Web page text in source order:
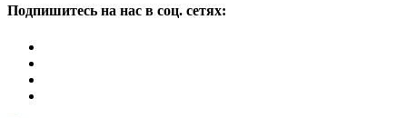
Подпишитесь на нас в соц. сетях: